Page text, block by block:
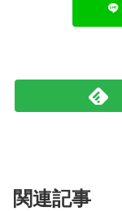
関連記事